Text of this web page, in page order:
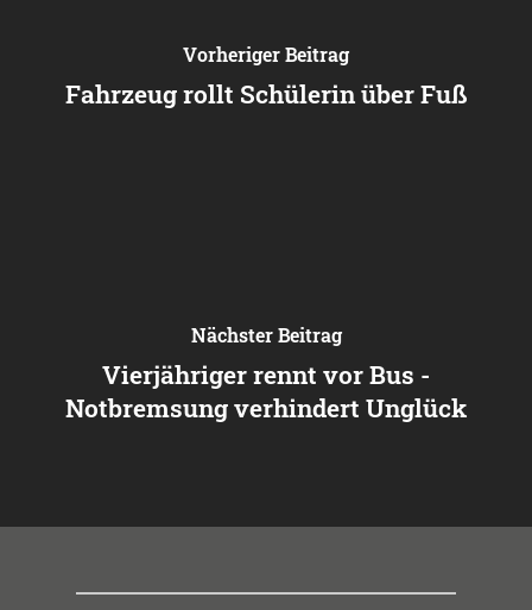
Vorheriger Beitrag
Fahrzeug rollt Schülerin über Fuß
Nächster Beitrag
Vierjähriger rennt vor Bus -
Notbremsung verhindert Unglück